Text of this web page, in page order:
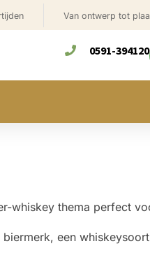
Van ontwerp tot
0591-394120
whiskey thema perfect
een